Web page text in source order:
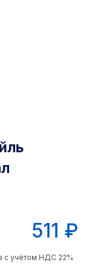
511 ₽
с учётом НДС 22%